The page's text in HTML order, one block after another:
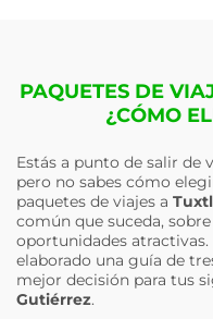
PAQUETES DE
¿CÓMO
Estás a punto de salir de
pero no sabes cómo
paquetes de viajes a
común que suceda,
oportunidades
elaborado una guía de
mejor decisión para tus
Gutiérrez.